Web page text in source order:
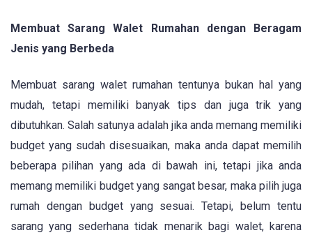
Membuat Sarang Walet Rumahan dengan Beragam
Jenis yang Berbeda
Membuat sarang walet rumahan tentunya bukan hal yang
mudah, tetapi memiliki banyak tips dan juga trik yang
dibutuhkan. Salah satunya adalah jika anda memang memiliki
budget yang sudah disesuaikan, maka anda dapat memilih
beberapa pilihan yang ada di bawah ini, tetapi jika anda
memang memiliki budget yang sangat besar, maka pilih juga
rumah dengan budget yang sesuai. Tetapi, belum tentu
sarang yang sederhana tidak menarik bagi walet, karena